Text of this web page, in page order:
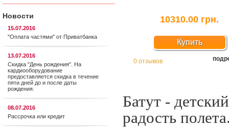
Новости
15.07.2016
"Оплата частями" от Приватбанка
13.07.2016
Скидка "День рождения". На
кардиооборудование
предоставляется cкидка в течение
пяти дней до и после даты
рождения.
08.07.2016
Рассрочка или кредит
10310.00 грн.
Купить
0 отзывов
Батут -
радость